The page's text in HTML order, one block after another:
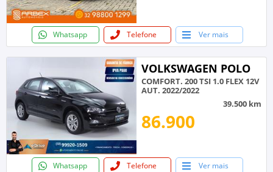
Whatsapp Telefone Ver mais
VOLKSWAGEN POLO
COMFORT. 200 TSI 1.0 FLEX 12V
AUT. 2022/2022
39.500 km
86.900
Whatsapp Telefone Ver mais